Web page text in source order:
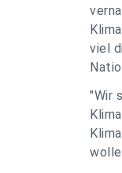
viel
"Wir